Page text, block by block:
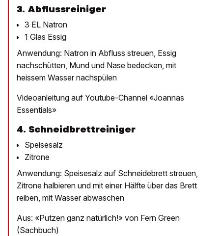
3. Abflussreiniger
3 EL Natron
1 Glas Essig
Anwendung: Natron in Abfluss streuen, Essig
nachschütten, Mund und Nase bedecken, mit
heissem Wasser nachspülen
Videoanleitung auf Youtube-Channel «Joannas
Essentials»
4. Schneidbrettreiniger
Speisesalz
Zitrone
Anwendung: Speisesalz auf Schneidebrett streuen,
Zitrone halbieren und mit einer Hälfte über das Brett
reiben, mit Wasser abwaschen
Aus: «Putzen ganz natürlich!» von Fern Green
(Sachbuch)